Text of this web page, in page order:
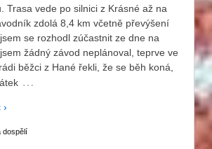
Trasa vede po silnici z Krásné až na
zdolá 8,4 km včetně převýšení
se rozhodl zúčastnit ze dne na
žádný závod neplánoval, teprve ve
běžci z Hané řekli, že se běh koná,
…
dospělí